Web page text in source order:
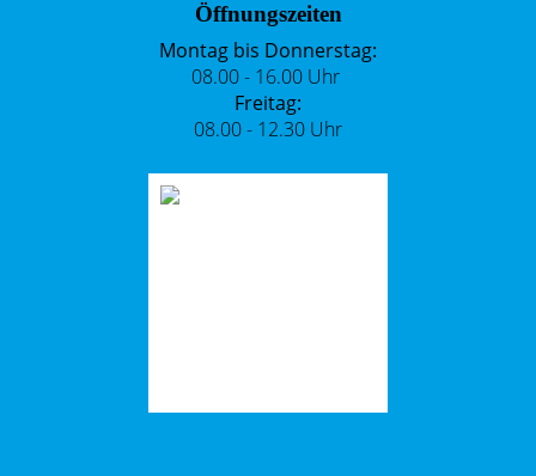
Öffnungszeiten
Montag bis Donnerstag:
08.00 - 16.00 Uhr
Freitag:
08.00 - 12.30 Uhr